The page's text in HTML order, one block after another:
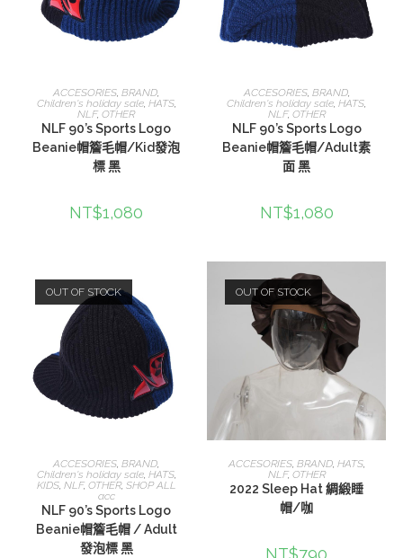
查看內容
ACCESORIES,BRAND,
Children's holiday sale, HATS,
NLF,OTHER
NLF 90’s Sports Logo
Beanie帽簷毛帽/Kid發泡
標 黑
NT$1,080
查看內容
ACCESORIES, BRAND,
Children's holiday sale,HATS,
NLF, OTHER
NLF 90’s Sports Logo
Beanie帽簷毛帽/Adult素
面 黑
NT$1,080
OUT OF STOCK
查看內容
ACCESORIES,BRAND,
Children's holiday sale, HATS,
KIDS, NLF, OTHER, SHOP ALL
acc
NLF 90’s Sports Logo
Beanie帽簷毛帽 / Adult
發泡標 黑
OUT OF STOCK
查看內容
ACCESORIES, BRAND, HATS,
NLF, OTHER
2022 Sleep Hat 綢緞睡
帽/咖
NT$790